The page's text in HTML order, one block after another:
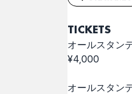
TICKETS
オールスタン
¥4,000
オールスタン